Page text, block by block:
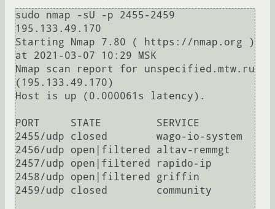
sudo nmap -sU -p 2455-2459
195.133.49.170
Starting Nmap 7.80 ( https://nmap.org )
at 2021-03-07 10:29 MSK
Nmap scan report for unspecified.mtw.ru
(195.133.49.170)
Host is up (0.000061s latency).
PORT     STATE         SERVICE
2455/udp closed        wago-io-system
2456/udp open|filtered altav-remmgt
2457/udp open|filtered rapido-ip
2458/udp open|filtered griffin
2459/udp closed        community